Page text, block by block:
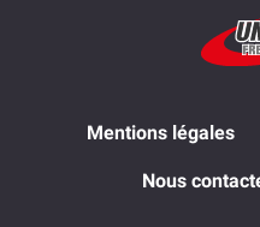
Mentions légales
Nous